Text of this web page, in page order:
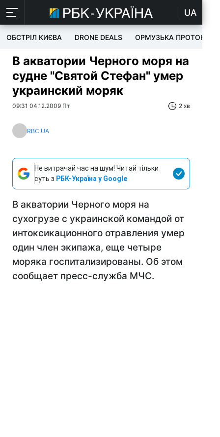
UA
ОБСТРІЛ КИЄВА DRONE DEALS ОРМУЗЬКА ПРОТОКА
В акватории Черного моря на
судне "Святой Стефан" умер
украинский моряк
09:31 04.12.2009 Пт 2 хв
RBC.UA
Не витрачай час на шум! Читай тільки
суть з РБК-Україна у Google
В акватории Черного моря на
сухогрузе с украинской командой от
интоксикационного отравления умер
один член экипажа, еще четыре
моряка госпитализированы. Об этом
сообщает пресс-служба МЧС.